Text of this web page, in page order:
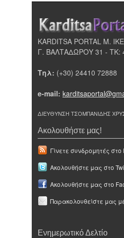
KARDITSA PORTAL Μ. ΙΚΕ
Γ. ΒΑΛΤΑΔΩΡΟΥ 31 - ΤΚ:
Τηλ: (+30) 24410 72888
e-mail:
ΔΙΕΥΘΥΝΣΗ ΤΣΟΜΠΑΝΙΔΗΣ
Ακολουθήστε μας!
Γίνετε συνδρομητές στο
Ακολουθήστε μας στο
Ακολουθήστε μας στο
Παρακολουθείστε μας
Ενημερωτικό Δελτίο